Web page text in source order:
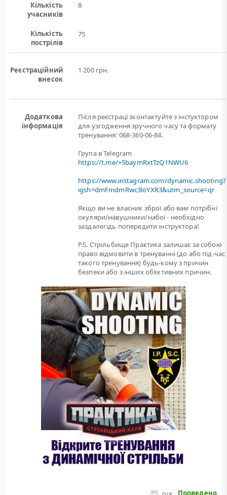
Кількість
учасників
8
Кількість
пострілів
75
Реєстраційний
внесок
1 200 грн.
Додаткова
інформація
Після реєстрацї зконтактуйте з інстуктором
для узгодження зручного часу та формату
тренування: 068-360-06-84.
Група в Telegram
https://t.me/+5baymRxtTzQ1NWU6
https://www.instagram.com/dynamic.shooting?
igsh=dmFmdmRwc3loYXR3&utm_source=qr
Якщо ви не власник зброї або вам потрiбнi
окуляри/навушники/набої - необхідно
заздалегідь попередити інструктора!
P.S. Стрільбище Практика залишає за собою
право відмовити в тренуванні (до або під-час
такого тренування) будь-кому з причин
безпеки або з інших об’єктивних причин.
Проведено